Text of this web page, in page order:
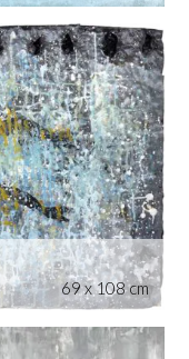
69 x 108 cm